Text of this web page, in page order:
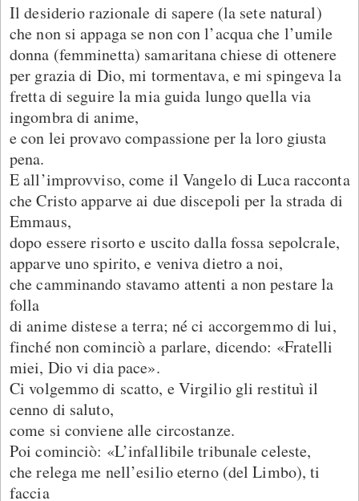
Il desiderio razionale di sapere (la sete natural)
che non si appaga se non con l’acqua che l’umile
donna (femminetta) samaritana chiese di ottenere
per grazia di Dio, mi tormentava, e mi spingeva la
fretta di seguire la mia guida lungo quella via
ingombra di anime,
e con lei provavo compassione per la loro giusta
pena.
E all’improvviso, come il Vangelo di Luca racconta
che Cristo apparve ai due discepoli per la strada di
Emmaus,
dopo essere risorto e uscito dalla fossa sepolcrale,
apparve uno spirito, e veniva dietro a noi,
che camminando stavamo attenti a non pestare la
folla
di anime distese a terra; né ci accorgemmo di lui,
finché non cominciò a parlare, dicendo: «Fratelli
miei, Dio vi dia pace».
Ci volgemmo di scatto, e Virgilio gli restituì il
cenno di saluto,
come si conviene alle circostanze.
Poi cominciò: «L’infallibile tribunale celeste,
che relega me nell’esilio eterno (del Limbo), ti
faccia